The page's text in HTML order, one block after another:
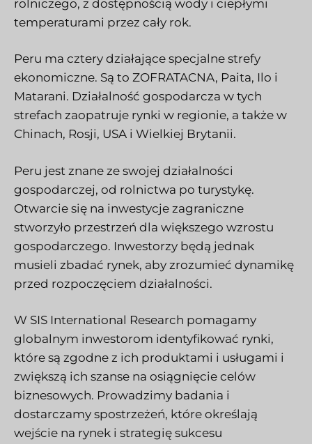
rolniczego, z dostępnością wody i ciepłymi
temperaturami przez cały rok.
Peru ma cztery działające specjalne strefy
ekonomiczne. Są to ZOFRATACNA, Paita, Ilo i
Matarani. Działalność gospodarcza w tych
strefach zaopatruje rynki w regionie, a także w
Chinach, Rosji, USA i Wielkiej Brytanii.
Peru jest znane ze swojej działalności
gospodarczej, od rolnictwa po turystykę.
Otwarcie się na inwestycje zagraniczne
stworzyło przestrzeń dla większego wzrostu
gospodarczego. Inwestorzy będą jednak
musieli zbadać rynek, aby zrozumieć dynamikę
przed rozpoczęciem działalności.
W SIS International Research pomagamy
globalnym inwestorom identyfikować rynki,
które są zgodne z ich produktami i usługami i
zwiększą ich szanse na osiągnięcie celów
biznesowych. Prowadzimy badania i
dostarczamy spostrzeżeń, które określają
wejście na rynek i strategię sukcesu